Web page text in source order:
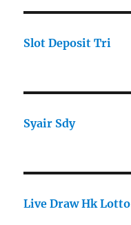
Slot Deposit Tri
Syair Sdy
Live Draw Hk Lotto